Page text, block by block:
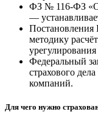
ФЗ № 116-ФЗ
—
методику
Федеральный
страхового
компаний.
Для чего нужно